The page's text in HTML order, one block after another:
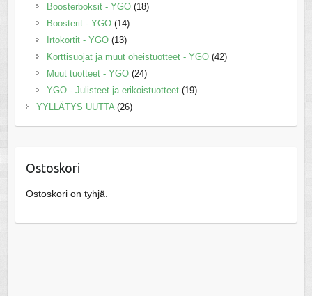
Boosterboksit - YGO (18)
Boosterit - YGO (14)
Irtokortit - YGO (13)
Korttisuojat ja muut oheistuotteet - YGO (42)
Muut tuotteet - YGO (24)
YGO - Julisteet ja erikoistuotteet (19)
YYLLÄTYS UUTTA (26)
Ostoskori
Ostoskori on tyhjä.